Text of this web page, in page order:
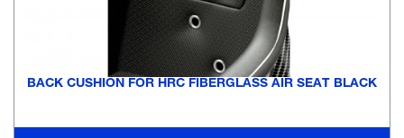
BACK CUSHION FOR HRC FIBERGLASS AIR SEAT BLACK